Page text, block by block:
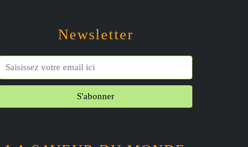
Newsletter